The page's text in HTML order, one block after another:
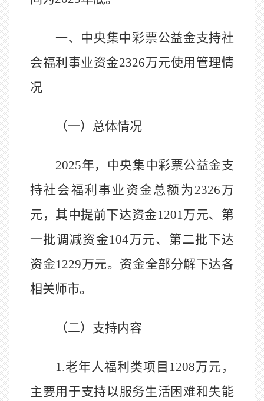
一、中央集中彩票公益金支持社
会福利事业资金2326万元使用管理情
况
（一）总体情况
2025年，中央集中彩票公益金支
持社会福利事业资金总额为 2326万
元，其中提前下达资金1201万元、第
一批调减资金104万元、第二批下达
资金1229万元。资金全部分解下达各
相关师市。
（二）支持内容
1.老年人福利类项目 1208万元，
主要用于支持以服务生活困难和失能